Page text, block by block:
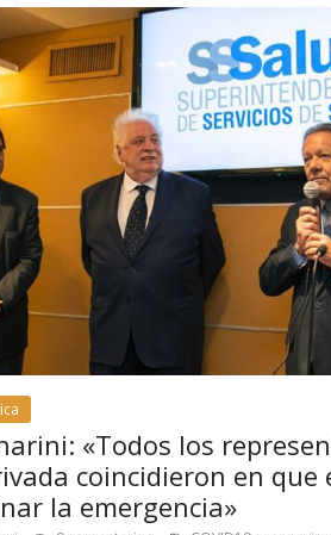
«Todos los
coincidieron en
la emergencia»